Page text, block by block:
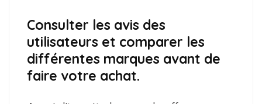
Consulter les avis des
utilisateurs et comparer les
différentes marques avant de
faire votre achat.